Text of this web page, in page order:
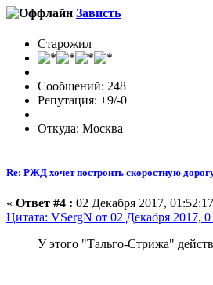
Зависть
Старожил
Сообщений: 248
Репутация: +9/-0
Откуда: Москва
Re: РЖД хочет построить скоростную
« Ответ #4 : 02 Декабря 2017,
Цитата: VSergN от 02 Декабря 2017,
У этого "Тальго-Стрижа"